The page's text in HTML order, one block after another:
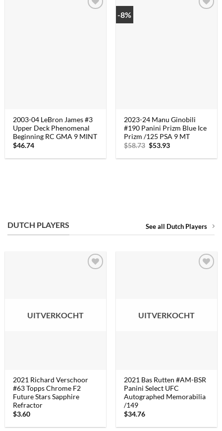
2003-04 LeBron James #3
Upper Deck Phenomenal
Beginning RC GMA 9 MINT
$46.74
-8%
2023-24 Manu Ginobili
#190 Panini Prizm Blue Ice
Prizm /125 PSA 9 MT
$58.73 Oorspronkelijke
was:
$53.93
is:
DUTCH PLAYERS See all Dutch Players
UITVERKOCHT
2021 Richard Verschoor
#63 Topps Chrome F2
Future Stars Sapphire
Refractor
$3.60
UITVERKOCHT
2021 Bas Rutten #AM-BSR
Panini Select UFC
Autographed Memorabilia
/149
$34.76